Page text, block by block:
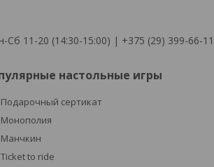
11-20 (14:30-15:00) | +375 (29) 399-66-
настольные игры
Подарочный сертикат
Монополия
Манчкин
Ticket to ride